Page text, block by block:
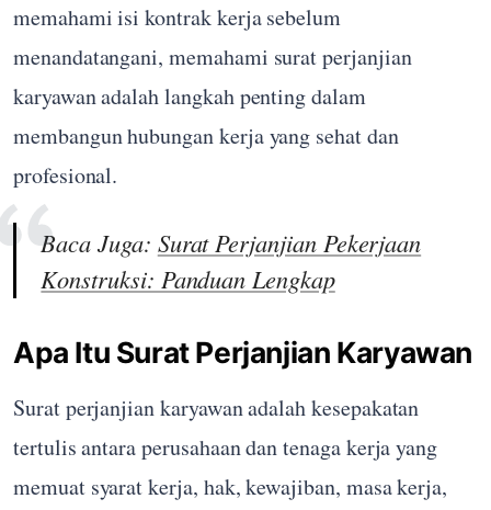
memahami isi kontrak kerja sebelum
menandatangani, memahami surat perjanjian
karyawan adalah langkah penting dalam
membangun hubungan kerja yang sehat dan
profesional.
Baca Juga: Surat Perjanjian Pekerjaan
Konstruksi: Panduan Lengkap
Apa Itu Surat Perjanjian Karyawan
Surat perjanjian karyawan adalah kesepakatan
tertulis antara perusahaan dan tenaga kerja yang
memuat syarat kerja, hak, kewajiban, masa kerja,